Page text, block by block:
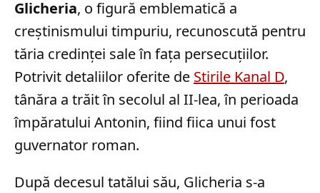
Glicheria, o figură emblematică a
creștinismului timpuriu, recunoscută pentru
tăria credinței sale în fața persecuțiilor.
Potrivit detaliilor oferite de Stirile Kanal D,
tânăra a trăit în secolul al II-lea, în perioada
împăratului Antonin, fiind fiica unui fost
guvernator roman.
După decesul tatălui său, Glicheria s-a